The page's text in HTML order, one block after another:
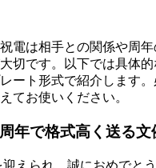
電は相手との関係や周
切です。以下では具体
ート形式で紹介します
てお使いください。
年で格式高く送る文
えられ、誠におめでと